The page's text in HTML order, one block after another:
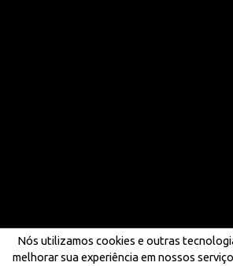
Nós utilizamos cookies e outras
melhorar sua experiência em nossos